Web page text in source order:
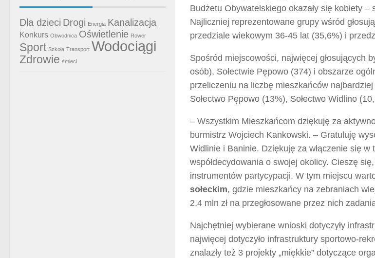
Budżetu Obywatelskiego okazały się kobiety –
Najliczniej reprezentowane grupy wśród
przedziale wiekowym 36-45 lat (35,6%) i
Spośród miejscowości, najwięcej głosujących
osób), Sołectwie Pępowo (374) i obszarze
przeliczeniu na liczbę mieszkańców najbardziej
Sołectwo Pępowo (13%), Sołectwo Widlino
– Wszystkim Mieszkańcom dziękuję za
burmistrz Wojciech Kankowski. – Gratuluję
Widlinie i Baninie. Dziękuję za włączenie się
współdecydowania o swojej okolicy. Cieszę
instrumentów partycypacji. W tym miejscu
sołeckim, gdzie mieszkańcy na zebraniach
2,4 mln zł na przegłosowane przez nich
Najchętniej wybierane wnioski dotyczyły
najwięcej dotyczyło infrastruktury sportowo-
znalazły też 3 projekty „miękkie” dotyczące
Dla dzieci Drogi Energia Kanalizacja
Konkurs Obwodnica Oświetlenie Rower
Sport Szkoła Transport Wodociągi
Zdrowie śmieci